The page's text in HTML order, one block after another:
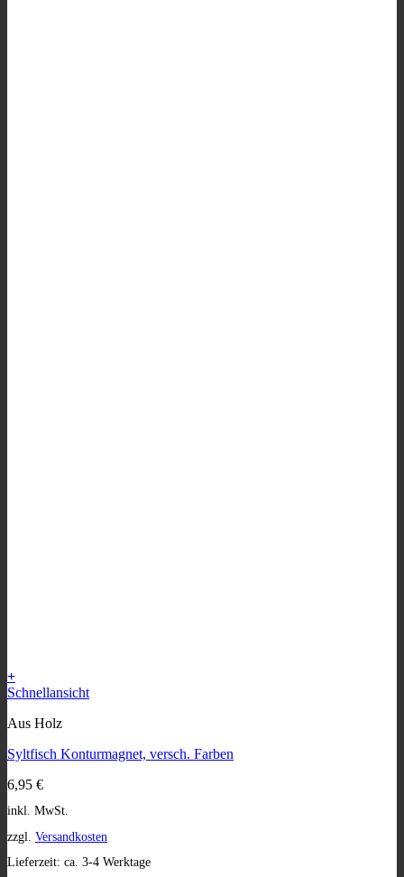
+
Dieses
weist
Varianten
Die
Optionen
auf
der
Produktseite
Schnellansicht
Aus Holz
Syltfisch Konturmagnet, versch. Farben
6,95 €
inkl. MwSt.
zzgl. Versandkosten
Lieferzeit: ca. 3-4 Werktage